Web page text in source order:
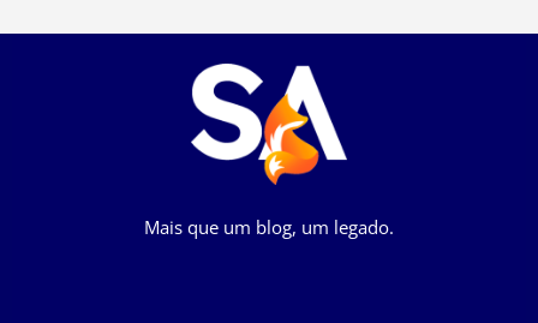
Mais que um blog, um legado.